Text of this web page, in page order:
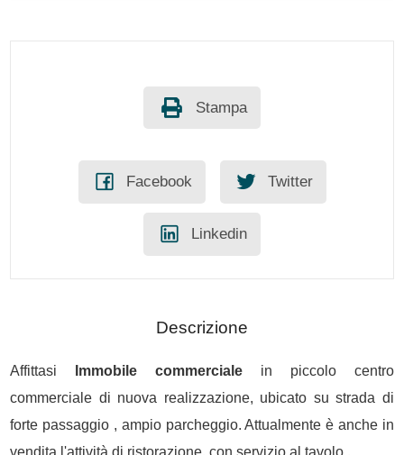
Stampa
Facebook Twitter
Linkedin
Descrizione
Affittasi Immobile commerciale in piccolo centro
commerciale di nuova realizzazione, ubicato su strada di
forte passaggio , ampio parcheggio. Attualmente è anche in
vendita l'attività di ristorazione, con servizio al tavolo .